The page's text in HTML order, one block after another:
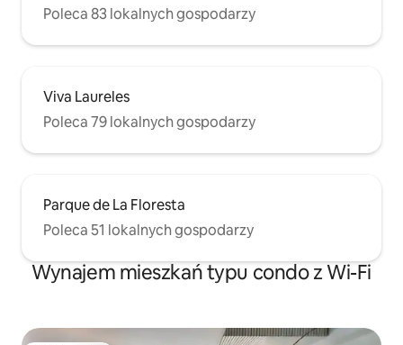
Poleca 83 lokalnych gospodarzy
Viva Laureles
Poleca 79 lokalnych gospodarzy
Parque de La Floresta
Poleca 51 lokalnych gospodarzy
Wynajem mieszkań typu condo z Wi-Fi